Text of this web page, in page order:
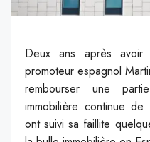
Deux ans après avoir
promoteur espagnol
rembourser une
immobilière continue
ont suivi sa faillite